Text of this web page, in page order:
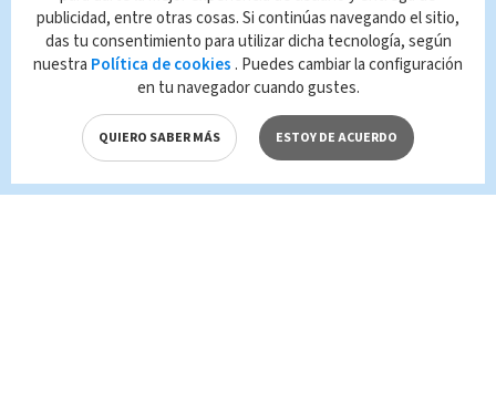
publicidad, entre otras cosas. Si continúas navegando el sitio,
das tu consentimiento para utilizar dicha tecnología, según
nuestra Política de cookies . Puedes cambiar la configuración
en tu navegador cuando gustes.
QUIERO SABER MÁS ESTOY DE ACUERDO